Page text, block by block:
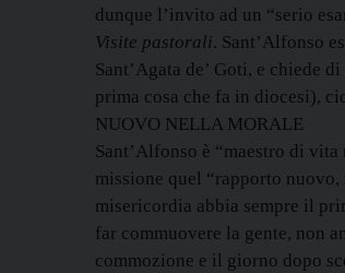
dunque l’invito ad un “serio
Visite pastorali. Sant’Alfonso
Sant’Agata de’ Goti, e chiede
prima cosa che fa in diocesi),
NUOVO NELLA MORALE
Sant’Alfonso è “maestro di
missione quel “rapporto
misericordia abbia sempre il
far commuovere la gente, non
commozione e il giorno dopo